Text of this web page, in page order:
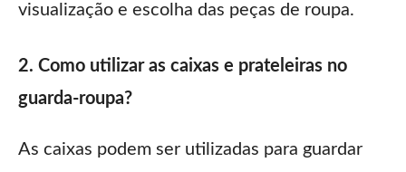
visualização e escolha das peças de roupa.
2. Como utilizar as caixas e prateleiras no
guarda-roupa?
As caixas podem ser utilizadas para guardar